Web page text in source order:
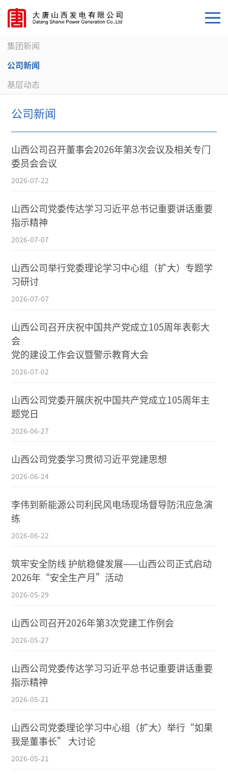
集团新闻
公司新闻
基层动态
公司新闻
山西公司召开董事会2026年第3次会议及相关专门
委员会会议
2026-07-22
山西公司党委传达学习习近平总书记重要讲话重要
指示精神
2026-07-07
山西公司举行党委理论学习中心组（扩大）专题学
习研讨
2026-07-07
山西公司召开庆祝中国共产党成立105周年表彰大
会
党的建设工作会议暨警示教育大会
2026-07-02
山西公司党委开展庆祝中国共产党成立105周年主
题党日
2026-06-27
山西公司党委学习贯彻习近平党建思想
2026-06-24
李伟到新能源公司利民风电场现场督导防汛应急演
练
2026-06-22
筑牢安全防线 护航稳健发展——山西公司正式启动
2026年“安全生产月”活动
2026-05-29
山西公司召开2026年第3次党建工作例会
2026-05-27
山西公司党委传达学习习近平总书记重要讲话重要
指示精神
2026-05-21
山西公司党委理论学习中心组（扩大）举行“如果
我是董事长” 大讨论
2026-05-21